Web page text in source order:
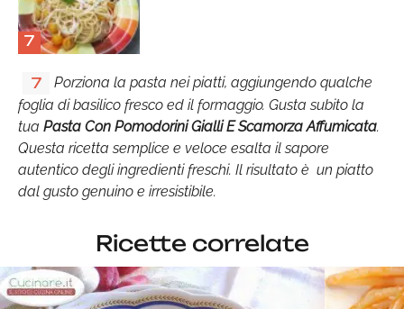
7
7
Porziona la pasta nei piatti, aggiungendo qualche
foglia di basilico fresco ed il formaggio. Gusta subito la
tua Pasta Con Pomodorini Gialli E Scamorza Affumicata.
Questa ricetta semplice e veloce esalta il sapore
autentico degli ingredienti freschi. Il risultato è un piatto
dal gusto genuino e irresistibile.
Ricette correlate